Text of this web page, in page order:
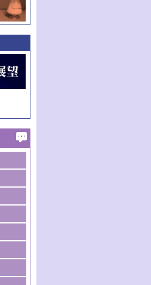
向
する
めの
/グリ
関す
関す
料
研究
媒プ
ルの
した
カル
発